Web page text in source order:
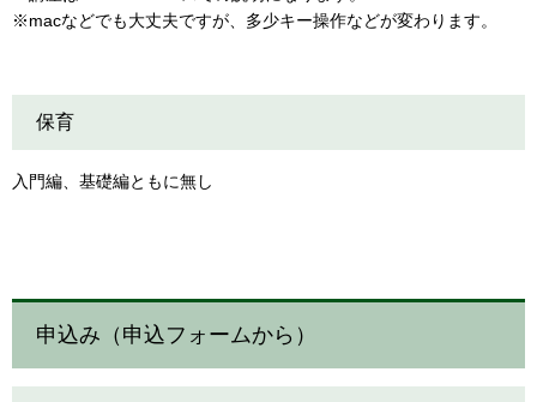
※macなどでも大丈夫ですが、多少キー操作などが変わります。
保育
入門編、基礎編ともに無し
申込み（申込フォームから）